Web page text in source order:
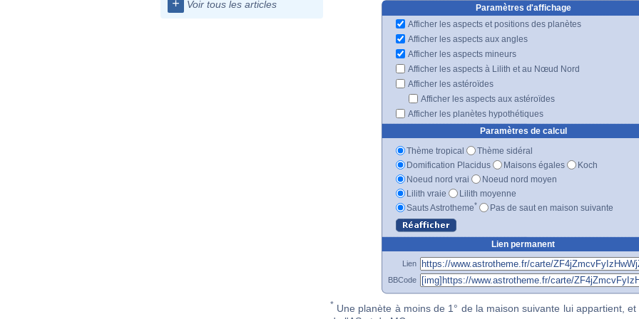
+ Voir tous les articles
Paramètres d'affichage
Afficher les aspects et positions des planètes
Afficher les aspects aux angles
Afficher les aspects mineurs
Afficher les aspects à Lilith et au Nœud Nord
Afficher les astéroïdes
Afficher les aspects aux astéroïdes
Afficher les planètes hypothétiques
Paramètres de calcul
Thème tropical
Thème sidéral
Domification Placidus
Maisons égales
Koch
Noeud nord vrai
Noeud nord moyen
Lilith vraie
Lilith moyenne
Sauts Astrotheme* Pas de saut en maison suivante
Lien permanent
Lien
BBCode
* Une planète à moins de 1° de la maison suivante lui appartient, et